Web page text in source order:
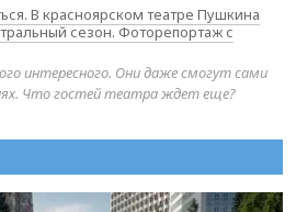
В красноярском театре Пушкина
сезон. Фоторепортаж с
интересного. Они даже смогут сами
Что гостей театра ждет еще?